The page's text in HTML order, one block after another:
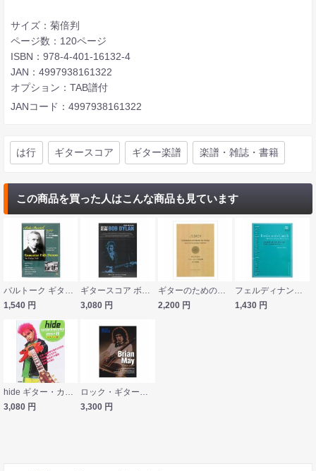
サイズ：菊倍判
ページ数：120ページ
ISBN：978-4-401-16132-4
JAN：4997938161322
オプション：TAB譜付
JANコード：4997938161322
は行 ギタースコア ギター楽譜 楽譜・雑誌・書籍
この商品を買った人はこんな商品も見ています
バルトーク ギターソロのための ルーマニア民俗舞曲 現代ギター社
1,540 円
ギタースコア ボブ・ディラン シンコーミュージック
3,080 円
ギターのためのバッハ・リュート作品全集 新バッハ全集準拠 現代ギター社
2,200 円
フェルディナンド・カルッリ 対話風小二重奏曲第2番作品34-2 マイナスワン＆模範演奏CD付き 現代ギター
1,430 円
hide ギター・カラオケ マイナス・ワンCD付 ドレミ楽譜出版社
3,080 円
ロック・ギター・スコア ブライアン・メイ シンコーミュージック
3,300 円